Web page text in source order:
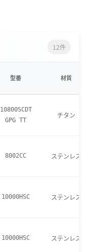
12件
型番 材質
10800SCDT
GPG TT
チタン
8002CC ステンレス
10000HSC ステンレス
10000HSC ステンレス